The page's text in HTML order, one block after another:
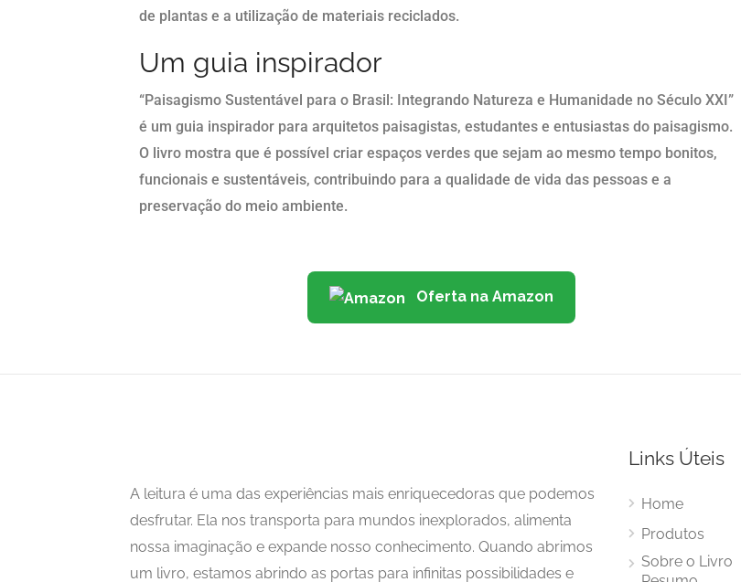
de plantas e a utilização de materiais reciclados.
Um guia inspirador
“Paisagismo Sustentável para o Brasil: Integrando Natureza e Humanidade no Século XXI”
é um guia inspirador para arquitetos paisagistas, estudantes e entusiastas do paisagismo.
O livro mostra que é possível criar espaços verdes que sejam ao mesmo tempo bonitos,
funcionais e sustentáveis, contribuindo para a qualidade de vida das pessoas e a
preservação do meio ambiente.
Oferta na Amazon
A leitura é uma das experiências mais enriquecedoras que podemos
desfrutar. Ela nos transporta para mundos inexplorados, alimenta
nossa imaginação e expande nosso conhecimento. Quando abrimos
um livro, estamos abrindo as portas para infinitas possibilidades e
Links Úteis
Home
Produtos
Sobre o Livro